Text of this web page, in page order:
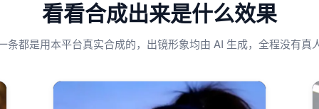
看看合成出来是什么效果
条都是用本平台真实合成的，出镜形象均由 AI 生成，全程没有真